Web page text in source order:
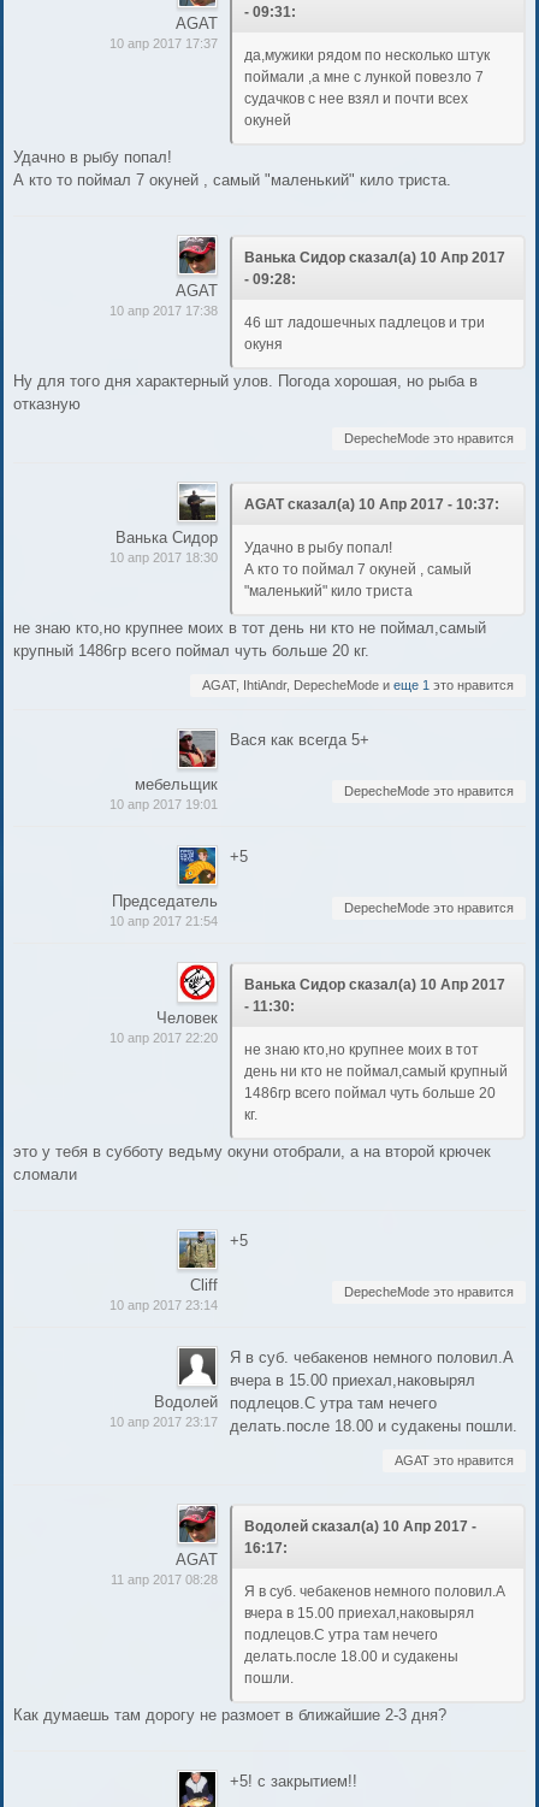
AGAT
10 апр 2017 17:37
- 09:31:
да,мужики рядом по несколько штук
поймали ,а мне с лункой повезло 7
судачков с нее взял и почти всех
окуней
Удачно в рыбу попал!
А кто то поймал 7 окуней , самый "маленький" кило триста.
AGAT
10 апр 2017 17:38
Ванька Сидор сказал(а) 10 Апр 2017
- 09:28:
46 шт ладошечных падлецов и три
окуня
Ну для того дня характерный улов. Погода хорошая, но рыба в
отказную
DepecheMode это нравится
Ванька Сидор
10 апр 2017 18:30
AGAT сказал(а) 10 Апр 2017 - 10:37:
Удачно в рыбу попал!
А кто то поймал 7 окуней , самый
"маленький" кило триста
не знаю кто,но крупнее моих в тот день ни кто не поймал,самый
крупный 1486гр всего поймал чуть больше 20 кг.
AGAT, IhtiAndr, DepecheMode и еще 1 это нравится
мебельщик
10 апр 2017 19:01
Вася как всегда 5+
DepecheMode это нравится
Председатель
10 апр 2017 21:54
+5
DepecheMode это нравится
Человек
10 апр 2017 22:20
Ванька Сидор сказал(а) 10 Апр 2017
- 11:30:
не знаю кто,но крупнее моих в тот
день ни кто не поймал,самый крупный
1486гр всего поймал чуть больше 20
кг.
это у тебя в субботу ведьму окуни отобрали, а на второй крючек
сломали
Cliff
10 апр 2017 23:14
+5
DepecheMode это нравится
Водолей
10 апр 2017 23:17
Я в суб. чебакенов немного половил.А
вчера в 15.00 приехал,наковырял
подлецов.С утра там нечего
делать.после 18.00 и судакены пошли.
AGAT это нравится
AGAT
11 апр 2017 08:28
Водолей сказал(а) 10 Апр 2017 -
16:17:
Я в суб. чебакенов немного половил.А
вчера в 15.00 приехал,наковырял
подлецов.С утра там нечего
делать.после 18.00 и судакены
пошли.
Как думаешь там дорогу не размоет в ближайшие 2-3 дня?
+5! с закрытием!!